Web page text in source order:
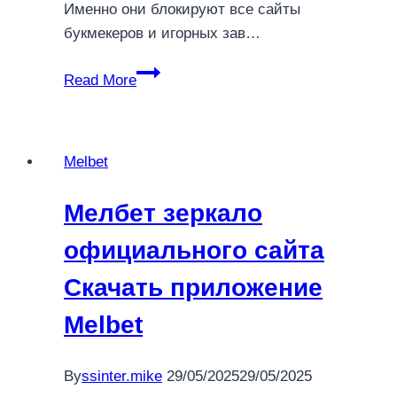
Именно они блокируют все сайты
букмекеров и игорных зав…
Read More
Официальный
Melbet
Мелбет зеркало
официального сайта
Скачать приложение
Melbet
Byssinter.mike 29/05/202529/05/2025